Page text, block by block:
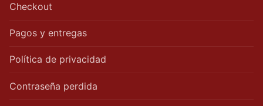
Checkout
Pagos y entregas
Política de privacidad
Contraseña perdida